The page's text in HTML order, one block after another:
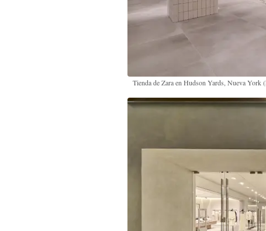
Tienda de Zara en Hudson Yards, Nueva York